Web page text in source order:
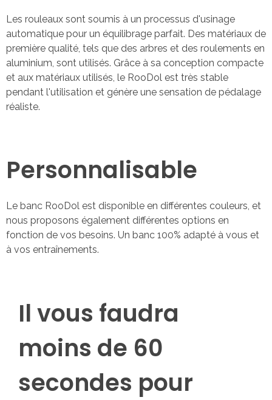
Les rouleaux sont soumis à un processus d'usinage
automatique pour un équilibrage parfait. Des matériaux de
première qualité, tels que des arbres et des roulements en
aluminium, sont utilisés. Grâce à sa conception compacte
et aux matériaux utilisés, le RooDol est très stable
pendant l'utilisation et génère une sensation de pédalage
réaliste.
Personnalisable
Le banc RooDol est disponible en différentes couleurs, et
nous proposons également différentes options en
fonction de vos besoins. Un banc 100% adapté à vous et
à vos entraînements.
Il vous faudra
moins de 60
secondes pour